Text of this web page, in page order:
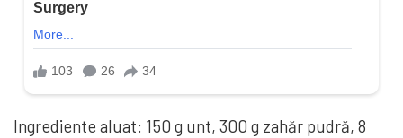
Ingrediente aluat: 150 g unt, 300 g zahăr pudră, 8